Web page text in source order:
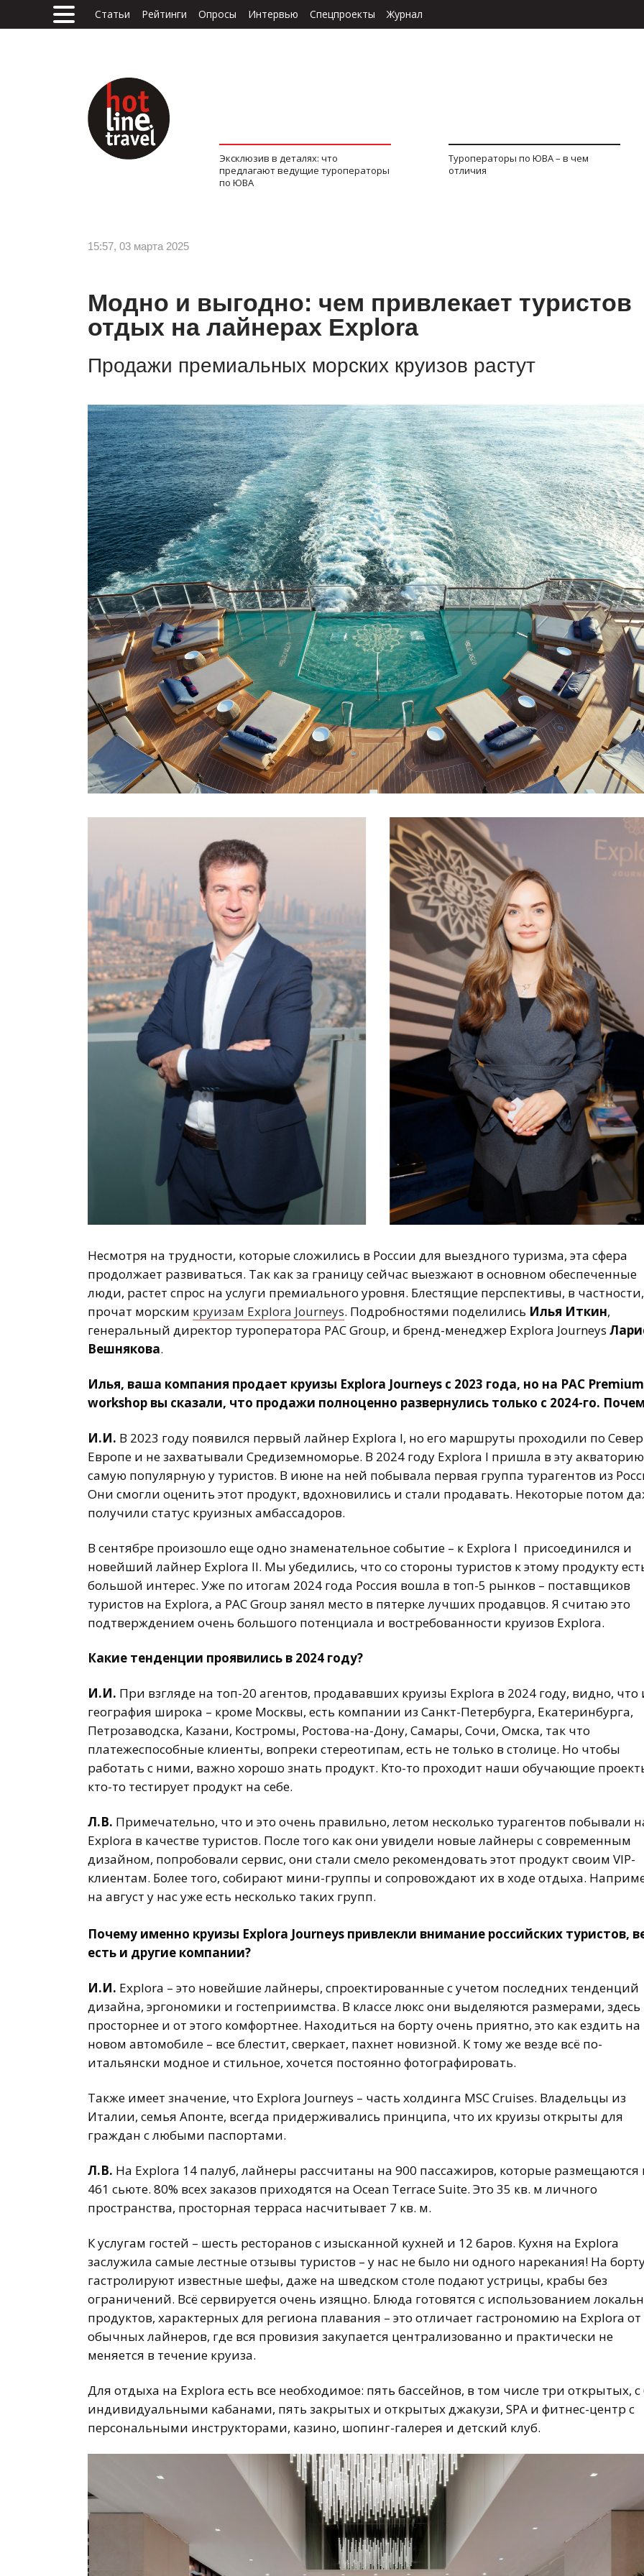
Статьи Рейтинги Опросы Интервью Спецпроекты Журнал
Эксклюзив в деталях: что
предлагают ведущие туроператоры
по ЮВА
Туроператоры по ЮВА – в чем
отличия
15:57, 03 марта 2025
Модно и выгодно: чем привлекает туристов
отдых на лайнерах Explora
Продажи премиальных морских круизов растут
Несмотря на трудности, которые сложились в России для выездного туризма, эта сфера
продолжает развиваться. Так как за границу сейчас выезжают в основном обеспеченные
люди, растет спрос на услуги премиального уровня. Блестящие перспективы, в частности,
прочат морским круизам Explora Journeys. Подробностями поделились Илья Иткин,
генеральный директор туроператора PAC Group, и бренд-менеджер Explora Journeys
Вешнякова.
Илья, ваша компания продает круизы Explora Journeys c 2023 года, но на PAC Premium
workshop вы сказали, что продажи полноценно развернулись только с 2024-го.
И.И. В 2023 году появился первый лайнер Explora I, но его маршруты проходили по
Европе и не захватывали Средиземноморье. В 2024 году Explora I пришла в эту
самую популярную у туристов. В июне на ней побывала первая группа турагентов из
Они смогли оценить этот продукт, вдохновились и стали продавать. Некоторые потом
получили статус круизных амбассадоров.
В сентябре произошло еще одно знаменательное событие – к Explora I присоединился и
новейший лайнер Explora II. Мы убедились, что со стороны туристов к этому продукту
большой интерес. Уже по итогам 2024 года Россия вошла в топ-5 рынков – поставщиков
туристов на Explora, а PAC Group занял место в пятерке лучших продавцов. Я считаю это
подтверждением очень большого потенциала и востребованности круизов Explora.
Какие тенденции проявились в 2024 году?
И.И. При взгляде на топ-20 агентов, продававших круизы Explora в 2024 году, видно, что
география широка – кроме Москвы, есть компании из Санкт-Петербурга, Екатеринбурга,
Петрозаводска, Казани, Костромы, Ростова-на-Дону, Самары, Сочи, Омска, так что
платежеспособные клиенты, вопреки стереотипам, есть не только в столице. Но чтобы
работать с ними, важно хорошо знать продукт. Кто-то проходит наши обучающие
кто-то тестирует продукт на себе.
Л.В. Примечательно, что и это очень правильно, летом несколько турагентов побывали
Explora в качестве туристов. После того как они увидели новые лайнеры с современным
дизайном, попробовали сервис, они стали смело рекомендовать этот продукт своим VIP-
клиентам. Более того, собирают мини-группы и сопровождают их в ходе отдыха.
на август у нас уже есть несколько таких групп.
Почему именно круизы Explora Journeys привлекли внимание российских туристов,
есть и другие компании?
И.И. Explora – это новейшие лайнеры, спроектированные с учетом последних тенденций
дизайна, эргономики и гостеприимства. В классе люкс они выделяются размерами, здесь
просторнее и от этого комфортнее. Находиться на борту очень приятно, это как ездить на
новом автомобиле – все блестит, сверкает, пахнет новизной. К тому же везде всё по-
итальянски модное и стильное, хочется постоянно фотографировать.
Также имеет значение, что Explora Journeys – часть холдинга MSC Cruises. Владельцы из
Италии, семья Апонте, всегда придерживались принципа, что их круизы открыты для
граждан с любыми паспортами.
Л.В. На Explora 14 палуб, лайнеры рассчитаны на 900 пассажиров, которые размещаются
461 сьюте. 80% всех заказов приходятся на Ocean Terrace Suite. Это 35 кв. м личного
пространства, просторная терраса насчитывает 7 кв. м.
К услугам гостей – шесть ресторанов с изысканной кухней и 12 баров. Кухня на Explora
заслужила самые лестные отзывы туристов – у нас не было ни одного нарекания! На
гастролируют известные шефы, даже на шведском столе подают устрицы, крабы без
ограничений. Всё сервируется очень изящно. Блюда готовятся с использованием
продуктов, характерных для региона плавания – это отличает гастрономию на Explora от
обычных лайнеров, где вся провизия закупается централизованно и практически не
меняется в течение круиза.
Для отдыха на Explora есть все необходимое: пять бассейнов, в том числе три открытых, с
индивидуальными кабанами, пять закрытых и открытых джакузи, SPA и фитнес-центр с
персональными инструкторами, казино, шопинг-галерея и детский клуб.